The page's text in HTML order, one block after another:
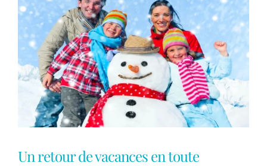
Un retour de vacances en toute